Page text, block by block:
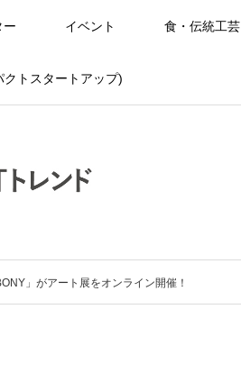
ー イベント 食・伝統工芸
トスタートアップ)
」がアート展をオンライン開催！